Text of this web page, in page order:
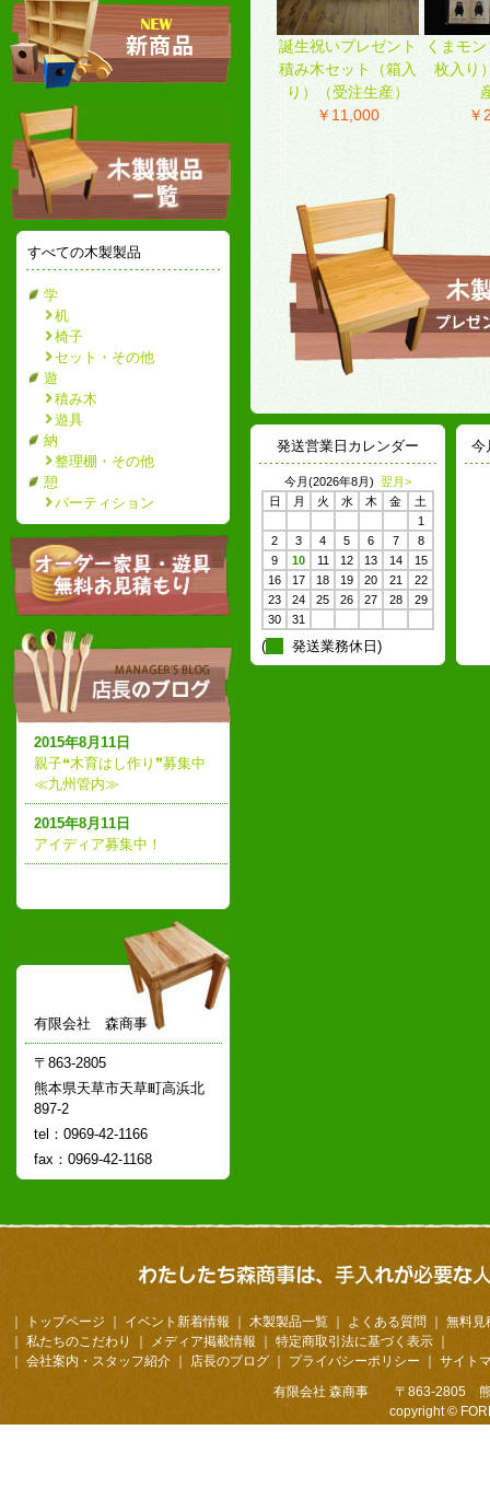
すべての木製製品
学
机
椅子
セット・その他
遊
積み木
遊具
納
整理棚・その他
憩
パーティション
2015年8月11日
親子❝木育はし作り❞募集中
≪九州管内≫
2015年8月11日
アイディア募集中！
有限会社 森商事
〒863-2805
熊本県天草市天草町高浜北
897-2
tel：0969-42-1166
fax：0969-42-1168
誕生祝いプレゼント
積み木セット（箱入
り）（受注生産）
￥11,000
くまモ
枚入り
￥
発送営業日カレンダー
今月(2026年8月) 翌月>
日
月 火 水 木 金
土
1
2
3 4 5 6 7
8
9
10 11 12 13 14
15
16
17 18 19 20 21
22
23
24 25 26 27 28
29
30
31
( 発送業務休日)
今
トップページ イベント新着情報 木製製品一覧 よくある質問
無料見
私たちのこだわり メディア掲載情報 特定商取引法に基づく表示
会社案内・スタッフ紹介 店長のブログ プライバシーポリシー
サイト
有限会社 森商事 〒863-2805 熊
copyright ©